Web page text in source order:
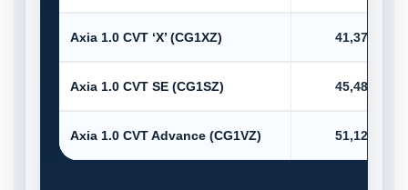
Axia 1.0 CVT ‘X’ (CG1XZ) 41,375.00
Axia 1.0 CVT SE (CG1SZ) 45,485.00
Axia 1.0 CVT Advance (CG1VZ) 51,123.00